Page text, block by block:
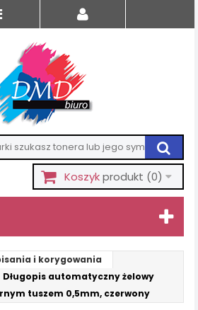
Koszykprodukt (0)
i korygowania
Długopis automatyczny żelowy
tuszem 0,5mm, czerwony